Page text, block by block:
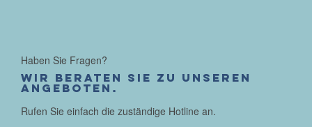
Haben Sie Fragen?
Wir beraten Sie zu unseren
Angeboten.
Rufen Sie einfach die zuständige Hotline an.